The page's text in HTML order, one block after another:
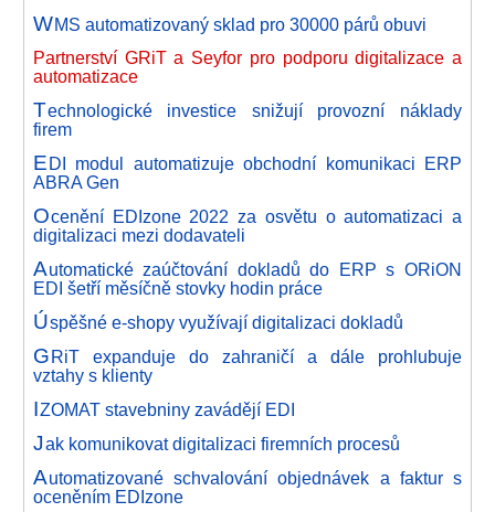
WMS automatizovaný sklad pro 30000 párů obuvi
Partnerství GRiT a Seyfor pro podporu digitalizace a
automatizace
Technologické investice snižují provozní náklady
firem
EDI modul automatizuje obchodní komunikaci ERP
ABRA Gen
Ocenění EDIzone 2022 za osvětu o automatizaci a
digitalizaci mezi dodavateli
Automatické zaúčtování dokladů do ERP s ORiON
EDI šetří měsíčně stovky hodin práce
Úspěšné e-shopy využívají digitalizaci dokladů
GRiT expanduje do zahraničí a dále prohlubuje
vztahy s klienty
IZOMAT stavebniny zavádějí EDI
Jak komunikovat digitalizaci firemních procesů
Automatizované schvalování objednávek a faktur s
oceněním EDIzone